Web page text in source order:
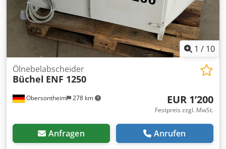
1 / 10
Obersontheim 278 km
Ölnebelabscheider
Büchel ENF 1250
EUR 1’200
Festpreis zzgl. MwSt.
Anfragen Anrufen